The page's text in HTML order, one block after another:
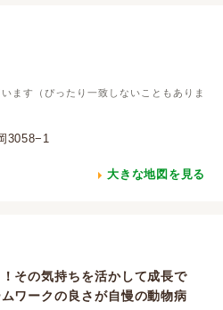
ます（ぴったり一致しないこともありま
3058−1
大きな地図を見る
その気持ちを活かして成長で
ワークの良さが自慢の動物病